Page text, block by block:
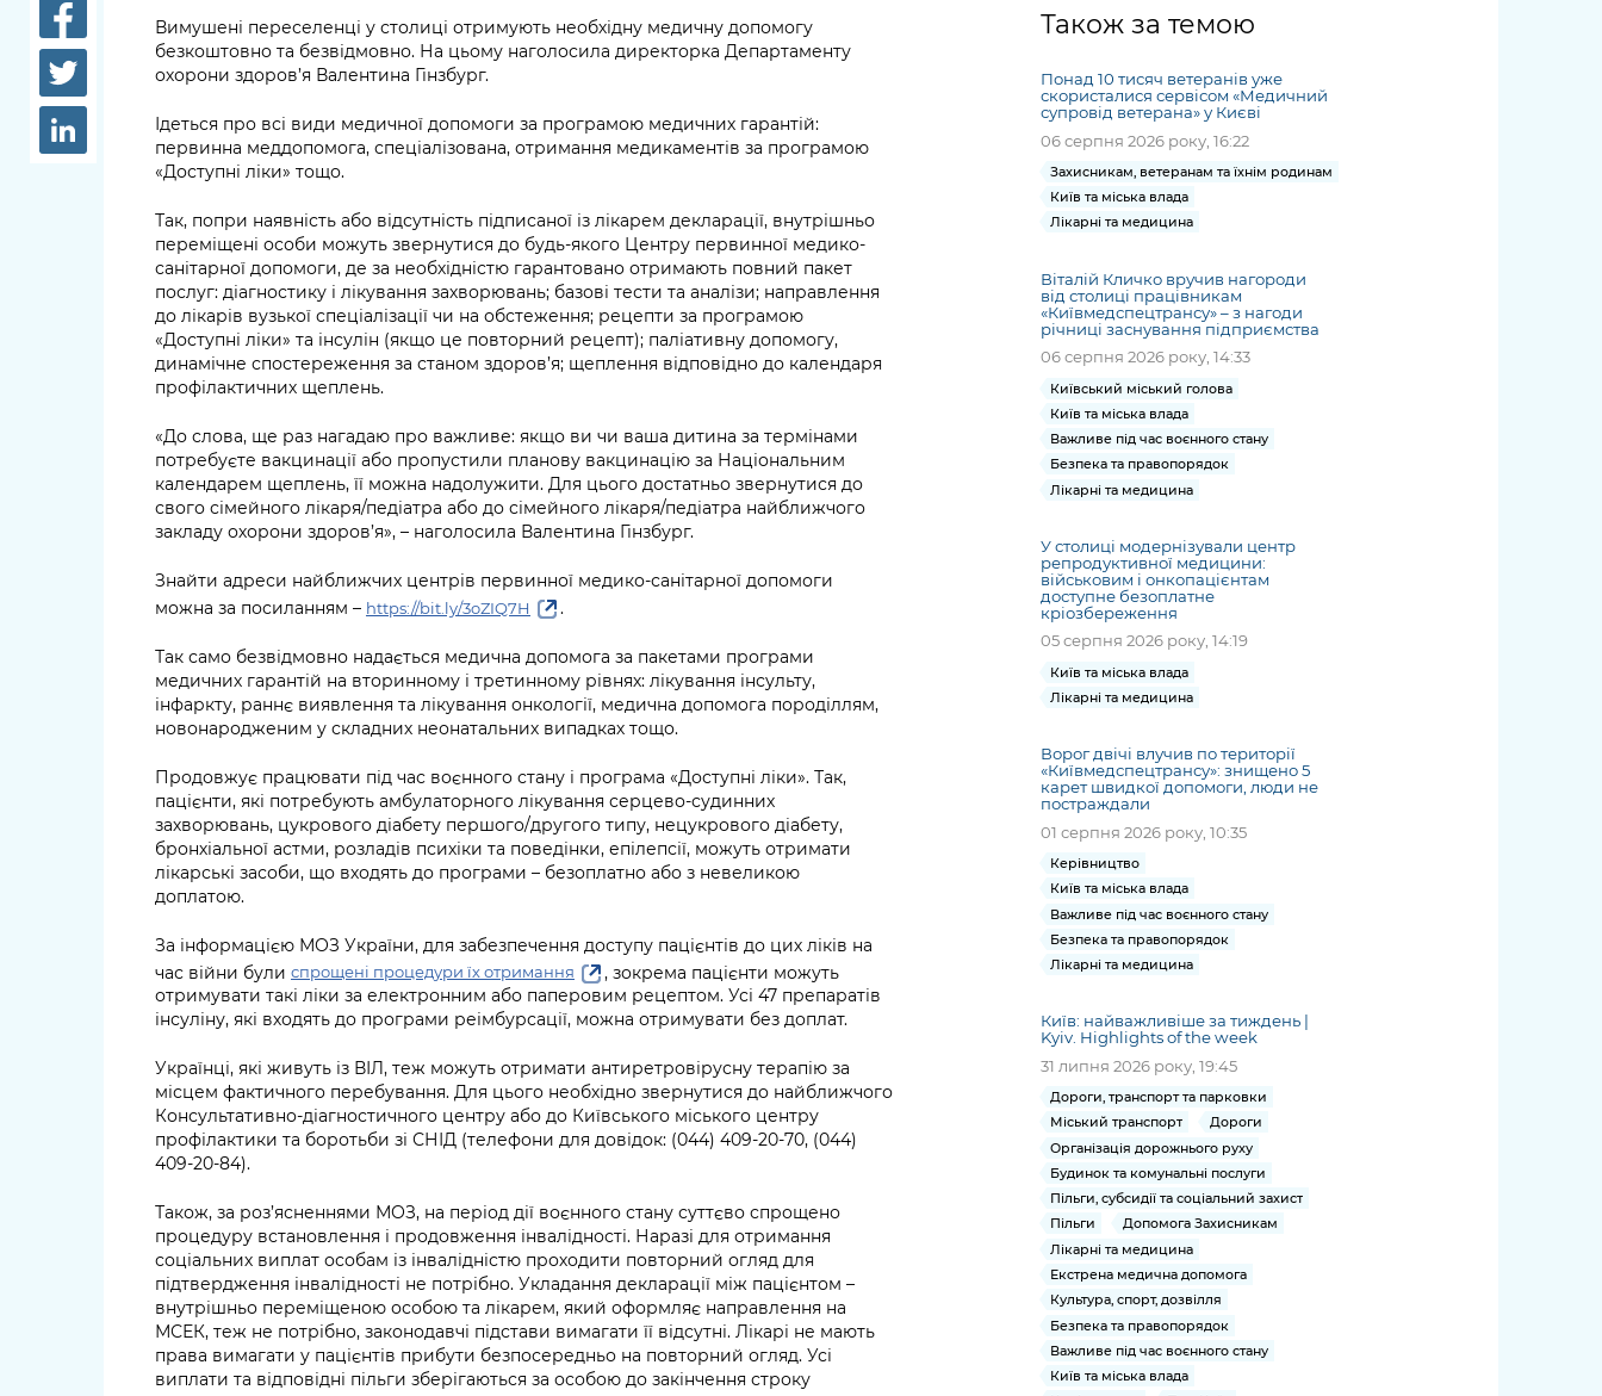
Структура
Рішення та розпорядження
Проєкти розпоряджень, що
перебувають на погодженні
КМВА
Статистика
Регуляторна діяльність
Безбар'єрність
адміністрація
Лікарні та медицина
заклади
парковки
Навколишнє
середовище міста
Фінанси та бюджет
правопорядок
Ритуальні послуги
Іноземцям / For
foreigners
Портал послуг
Міський застосунок Київ
Цифровий
Важливе під час
воєнного стану
експертиза
міській військовій
адміністрації
«Ініціатива
«Партнерство
«Відкритий Уряд» –
місцевий рівень»
Важливе під час
Інформація з
обмеженим
Подати запит
Проекти
нормативно-
правових та
інших актів
Порядок
рішень, дій чи
бездіяльності
розпорядників
інформації
Звіти про
запитів на
публічну
інформацію
дашборди
ся на
новини та
КМДА /
Subscribe
announce
ments
from the
журналіст
ський
Submitting
a media
request
at work
Вимушені переселенці у столиці отримують необхідну медичну допомогу
безкоштовно та безвідмовно. На цьому наголосила директорка Департаменту
охорони здоров’я Валентина Гінзбург.
Ідеться про всі види медичної допомоги за програмою медичних гарантій:
первинна меддопомога, спеціалізована, отримання медикаментів за програмою
«Доступні ліки» тощо.
Так, попри наявність або відсутність підписаної із лікарем декларації, внутрішньо
переміщені особи можуть звернутися до будь-якого Центру первинної медико-
санітарної допомоги, де за необхідністю гарантовано отримають повний пакет
послуг: діагностику і лікування захворювань; базові тести та аналізи; направлення
до лікарів вузької спеціалізації чи на обстеження; рецепти за програмою
«Доступні ліки»‎ та інсулін (якщо це повторний рецепт); паліативну допомогу,
динамічне спостереження за станом здоров’я; щеплення відповідно до календаря
профілактичних щеплень.
«До слова, ще раз нагадаю про важливе: якщо ви чи ваша дитина за термінами
потребуєте вакцинації або пропустили планову вакцинацію за Національним
календарем щеплень, її можна надолужити. Для цього достатньо звернутися до
свого сімейного лікаря/педіатра або до сімейного лікаря/педіатра найближчого
закладу охорони здоров’я», – наголосила Валентина Гінзбург.
Знайти адреси найближчих центрів первинної медико-санітарної допомоги
можна за посиланням – https://bit.ly/3oZIQ7H .
Так само безвідмовно надається медична допомога за пакетами програми
медичних гарантій на вторинному і третинному рівнях: лікування інсульту,
інфаркту, раннє виявлення та лікування онкології, медична допомога породіллям,
новонародженим у складних неонатальних випадках тощо.
Продовжує працювати під час воєнного стану і програма «Доступні ліки». Так,
пацієнти, які потребують амбулаторного лікування серцево-судинних
захворювань, цукрового діабету першого/другого типу, нецукрового діабету,
бронхіальної астми, розладів психіки та поведінки, епілепсії, можуть отримати
лікарські засоби, що входять до програми – безоплатно або з невеликою
доплатою.
За інформацією МОЗ України, для забезпечення доступу пацієнтів до цих ліків на
час війни були спрощені процедури їх отримання
, зокрема пацієнти можуть
отримувати такі ліки за електронним або паперовим рецептом. Усі 47 препаратів
інсуліну, які входять до програми реімбурсації, можна отримувати без доплат.
Українці, які живуть із ВІЛ, теж можуть отримати антиретровірусну терапію за
місцем фактичного перебування. Для цього необхідно звернутися до найближчого
Консультативно-діагностичного центру або до Київського міського центру
профілактики та боротьби зі СНІД (телефони для довідок: (044) 409-20-70, (044)
409-20-84).
Також, за роз’ясненнями МОЗ, на період дії воєнного стану суттєво спрощено
процедуру встановлення і продовження інвалідності. Наразі для отримання
соціальних виплат особам із інвалідністю проходити повторний огляд для
підтвердження інвалідності не потрібно. Укладання декларації між пацієнтом –
внутрішньо переміщеною особою та лікарем, який оформляє направлення на
МСЕК, теж не потрібно, законодавчі підстави вимагати її відсутні. Лікарі не мають
права вимагати у пацієнтів прибути безпосередньо на повторний огляд. Усі
виплати та відповідні пільги зберігаються за особою до закінчення строку
Також за темою
Понад 10 тисяч ветеранів уже
скористалися сервісом «Медичний
супровід ветерана» у Києві
06 серпня 2026 року, 16:22
Захисникам, ветеранам та їхнім родинам
Київ та міська влада
Лікарні та медицина
Віталій Кличко вручив нагороди
від столиці працівникам
«Київмедспецтрансу» – з нагоди
річниці заснування підприємства
06 серпня 2026 року, 14:33
Київський міський голова
Київ та міська влада
Важливе під час воєнного стану
Безпека та правопорядок
Лікарні та медицина
У столиці модернізували центр
репродуктивної медицини:
військовим і онкопацієнтам
доступне безоплатне
кріозбереження
05 серпня 2026 року, 14:19
Київ та міська влада
Лікарні та медицина
Ворог двічі влучив по території
«Київмедспецтрансу»: знищено 5
карет швидкої допомоги, люди не
постраждали
01 серпня 2026 року, 10:35
Керівництво
Київ та міська влада
Важливе під час воєнного стану
Безпека та правопорядок
Лікарні та медицина
Київ: найважливіше за тиждень |
Kyiv. Highlights of the week
31 липня 2026 року, 19:45
Дороги, транспорт та парковки
Міський транспорт
Дороги
Організація дорожнього руху
Будинок та комунальні послуги
Пільги, субсидії та соціальний захист
Пільги
Допомога Захисникам
Лікарні та медицина
Екстрена медична допомога
Культура, спорт, дозвілля
Безпека та правопорядок
Важливе під час воєнного стану
Київ та міська влада